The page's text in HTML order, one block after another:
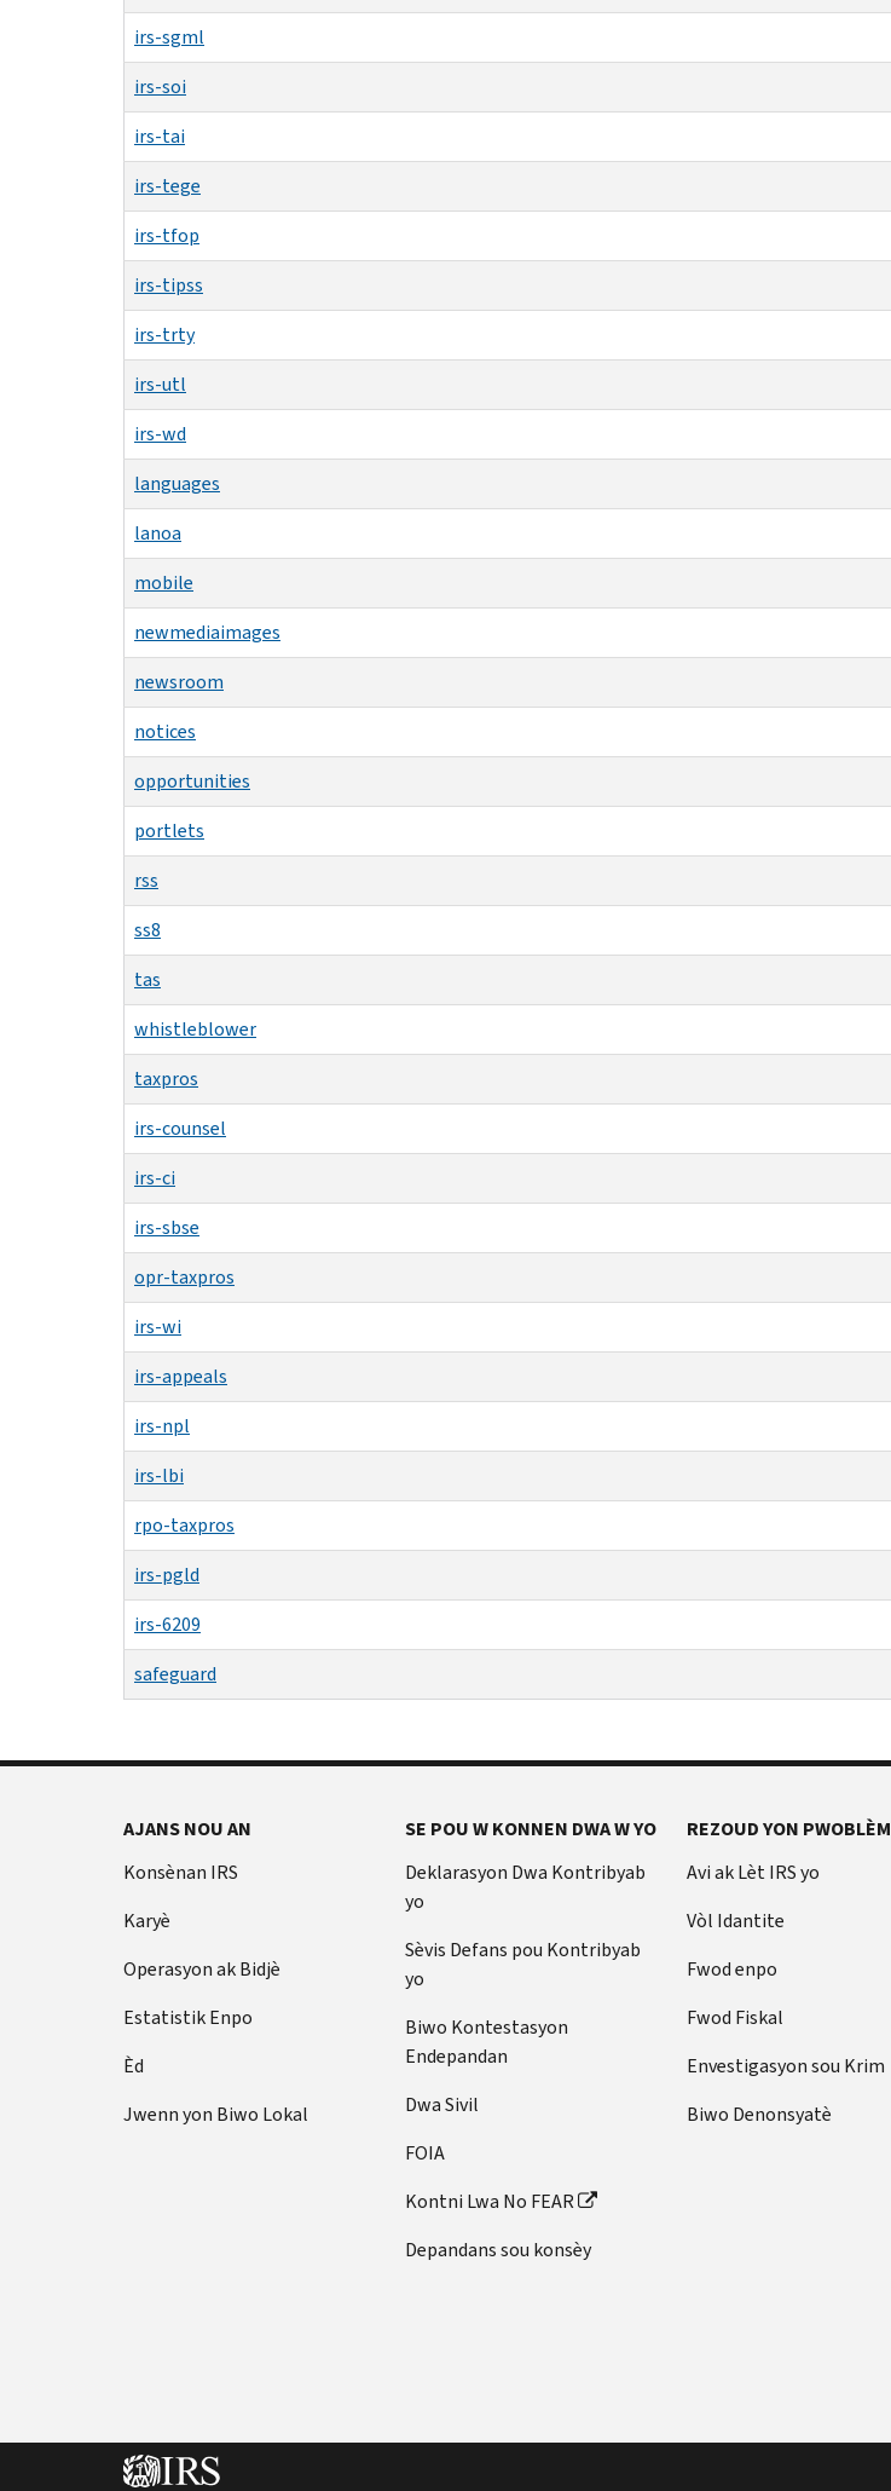
irs-sgml
irs-soi
irs-tai
irs-tege
irs-tfop
irs-tipss
irs-trty
irs-utl
irs-wd
languages
lanoa
mobile
newmediaimages
newsroom
notices
opportunities
portlets
rss
ss8
tas
whistleblower
taxpros
irs-counsel
irs-ci
irs-sbse
opr-taxpros
irs-wi
irs-appeals
irs-npl
irs-lbi
rpo-taxpros
irs-pgld
irs-6209
safeguard
AJANS NOU AN
Konsènan IRS
Karyè
Operasyon ak Bidjè
Estatistik Enpo
Èd
Jwenn yon Biwo Lokal
SE POU W KONNEN DWA W YO
Deklarasyon Dwa Kontribyab
yo
Sèvis Defans pou Kontribyab
yo
Biwo Kontestasyon
Endepandan
Dwa Sivil
FOIA
Kontni Lwa No FEAR
Depandans sou konsèy
REZOUD YON PWOBLÈM
Avi ak Lèt IRS yo
Vòl Idantite
Fwod enpo
Fwod Fiskal
Envestigasyon sou Krim
Biwo Denonsyatè